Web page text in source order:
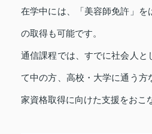
在学中には、「美容師免許」を
の取得も可能です。
通信課程では、すでに社会人と
て中の方、高校・大学に通う方
家資格取得に向けた支援をおこ